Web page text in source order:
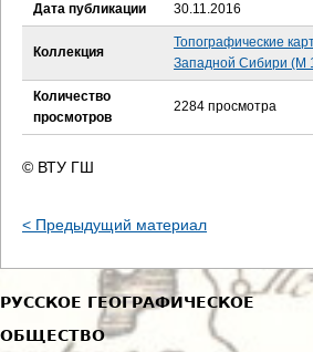
с
Дата публикации 30.11.2016
Коллекция
Топографические
Западной Сибири (М
Количество
просмотров
2284 просмотра
© ВТУ ГШ
< Предыдущий материал
РУССКОЕ ГЕОГРАФИЧЕСКОЕ
ОБЩЕСТВО